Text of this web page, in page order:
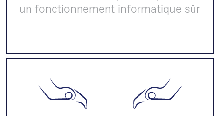
un fonctionnement informatique sûr